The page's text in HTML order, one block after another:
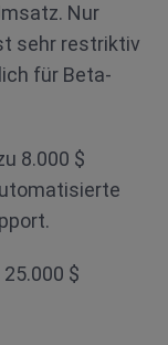
Nur
sehr restriktiv
für Beta-
8.000 $
$